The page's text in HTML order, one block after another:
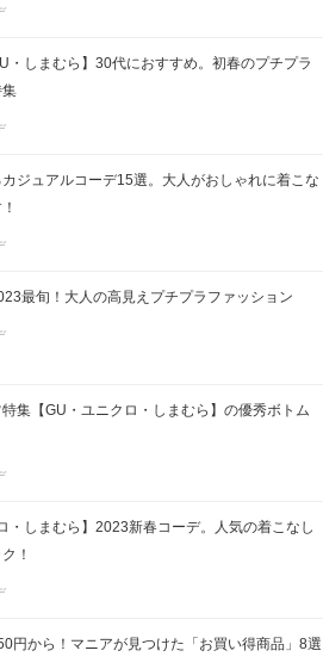
・しまむら】30代におすすめ。初春のプチプラ
集
ジュアルコーデ15選。大人がおしゃれに着こな
最旬！大人の高見えプチプラファッション
集【GU・ユニクロ・しまむら】の優秀ボトム
・しまむら】2023新春コーデ。人気の着こなし
！
円から！マニアが見つけた「お買い得商品」8選